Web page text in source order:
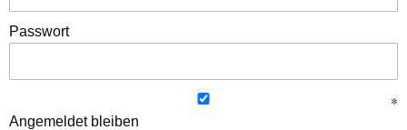
Passwort
Angemeldet bleiben